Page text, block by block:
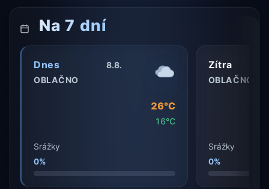
Na 7 dní
Dnes
8.8.
OBLAČNO
26°C
16°C
Srážky
0%
Zítra
OBLAČNO
Srážky
0%